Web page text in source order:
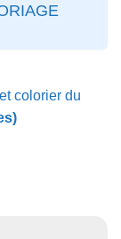
colorier du